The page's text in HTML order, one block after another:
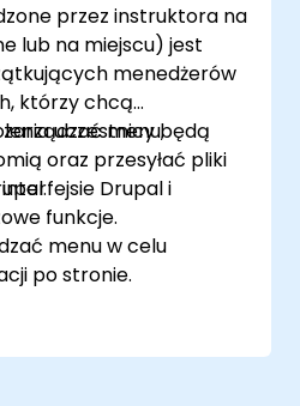
przez instruktora na
lub na miejscu) jest
menedżerów
którzy chcą
menu,
oraz przesyłać pliki
uczestnicy będą
Drupal i
funkcje.
menu w celu
po stronie.
treści.
plikami PDF,